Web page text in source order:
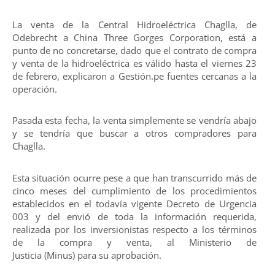
La venta de la Central Hidroeléctrica Chaglla, de
Odebrecht a China Three Gorges Corporation, está a
punto de no concretarse, dado que el contrato de compra
y venta de la hidroeléctrica es válido hasta el viernes 23
de febrero, explicaron a Gestión.pe fuentes cercanas a la
operación.
Pasada esta fecha, la venta simplemente se vendría abajo
y se tendría que buscar a otros compradores para
Chaglla.
Esta situación ocurre pese a que han transcurrido más de
cinco meses del cumplimiento de los procedimientos
establecidos en el todavía vigente Decreto de Urgencia
003 y del envió de toda la información requerida,
realizada por los inversionistas respecto a los términos
de la compra y venta, al Ministerio de
Justicia (Minus) para su aprobación.